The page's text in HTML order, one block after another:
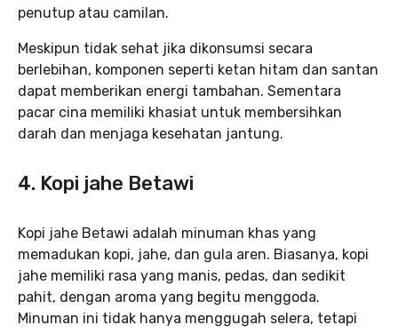
penutup atau camilan.
Meskipun tidak sehat jika dikonsumsi secara
berlebihan, komponen seperti ketan hitam dan santan
dapat memberikan energi tambahan. Sementara
pacar cina memiliki khasiat untuk membersihkan
darah dan menjaga kesehatan jantung.
4. Kopi jahe Betawi
Kopi jahe Betawi adalah minuman khas yang
memadukan kopi, jahe, dan gula aren. Biasanya, kopi
jahe memiliki rasa yang manis, pedas, dan sedikit
pahit, dengan aroma yang begitu menggoda.
Minuman ini tidak hanya menggugah selera, tetapi